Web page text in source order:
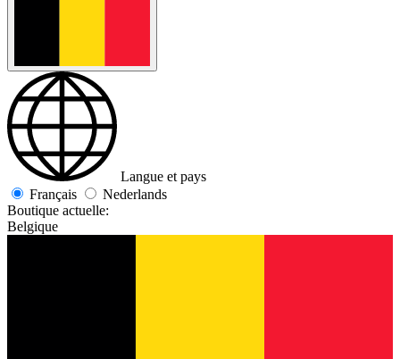
Langue et pays
Français
Nederlands
Boutique actuelle:
Belgique